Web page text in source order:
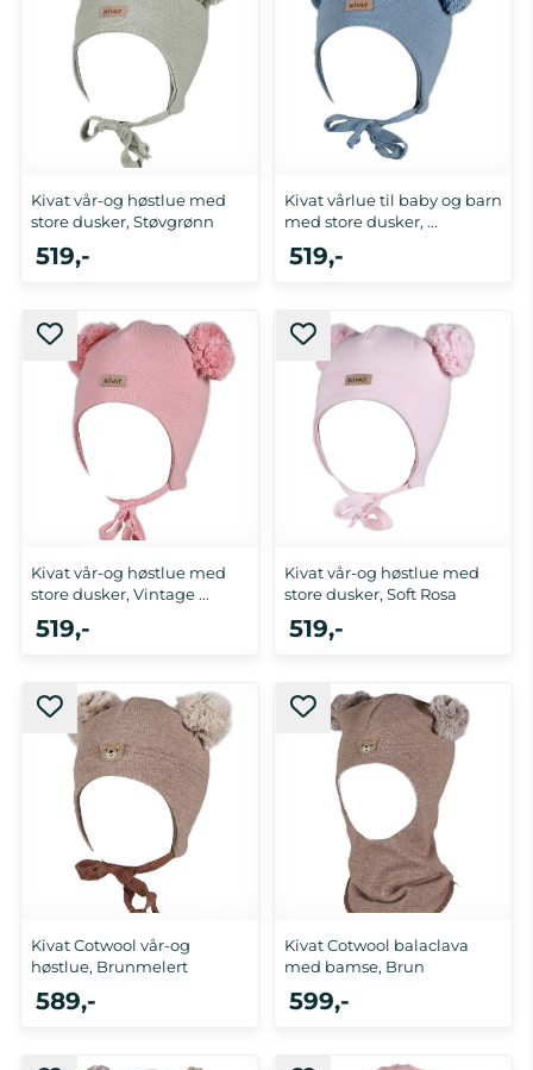
Kivat vår-og høstlue med
store dusker, Støvgrønn
0-1 år, 1-2 år, 2-4 år
519,-
Kivat vårlue til baby og barn
med store dusker, ...
0-1 år, 2-4 år
519,-
Kivat vår-og høstlue med
store dusker, Vintage ...
0-1 år
519,-
Kivat vår-og høstlue med
store dusker, Soft Rosa
0-1 år
519,-
Kivat Cotwool vår-og
høstlue, Brunmelert
589,-
Kivat Cotwool balaclava
med bamse, Brun
599,-